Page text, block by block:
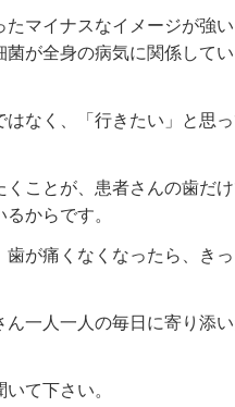
マイナスなイメージが強い
が全身の病気に関係して
なく、「行きたい」と思
ことが、患者さんの歯だ
からです。
が痛くなくなったら、き
一人一人の毎日に寄り添
て下さい。